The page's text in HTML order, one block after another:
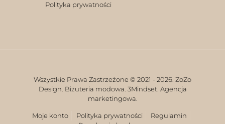
Polityka prywatności
Wszystkie Prawa Zastrzeżone © 2021 - 2026. ZoZo
Design. Biżuteria modowa. 3Mindset. Agencja
marketingowa.
Moje konto Polityka prywatności
Regulamin